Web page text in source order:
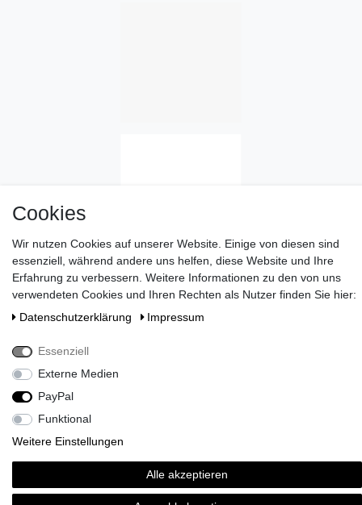
Wünschen Sie eine elegante Geschenkverpackung?>> HIER
ENTDECKEN!
Zahlen Sie bei uns mit Paypal, Visa oder Mastercard. //
Cookies
Wir nutzen Cookies auf unserer Website. Einige von diesen sind
essenziell, während andere uns helfen, diese Website und Ihre
Erfahrung zu verbessern. Weitere Informationen zu den von uns
verwendeten Cookies und Ihren Rechten als Nutzer finden Sie hier:
Daten­schutz­erklärung
Impressum
Essenziell
Externe Medien
PayPal
Funktional
Weitere Einstellungen
Alle akzeptieren